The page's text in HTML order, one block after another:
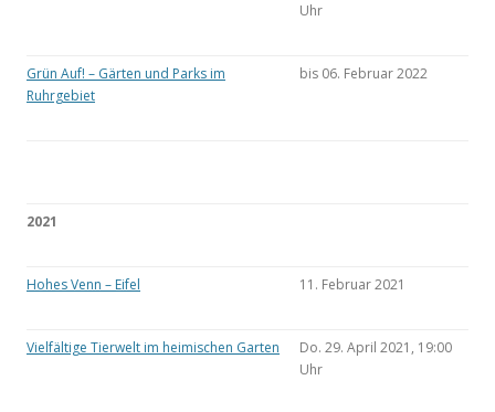
Uhr
Grün Auf! – Gärten und Parks im
Ruhrgebiet
bis 06. Februar 2022
2021
Hohes Venn – Eifel 11. Februar 2021
Vielfältige Tierwelt im heimischen Garten
Do. 29. April 2021, 19:00
Uhr